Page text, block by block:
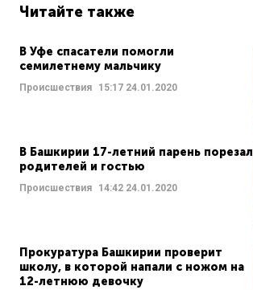
Читайте также
В Уфе спасатели помогли
семилетнему мальчику
Происшествия 15:17 24.01.2020
В Башкирии 17-летний парень порезал
родителей и гостью
Происшествия 14:42 24.01.2020
Прокуратура Башкирии проверит
школу, в которой напали с ножом на
12-летнюю девочку